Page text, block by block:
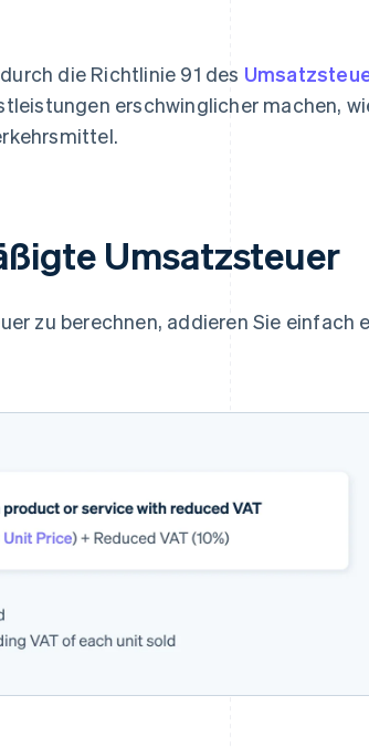
die Richtlinie 91 des
erschwinglicher machen,
Umsatzsteuer
zu berechnen, addieren Sie einfach